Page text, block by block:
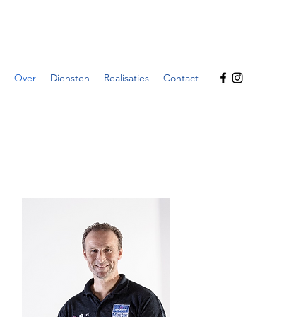
Over Diensten Realisaties Contact